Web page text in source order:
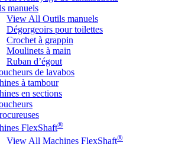
manuels
View All Outils manuels
Dégorgeoirs pour toilettes
Crochet à grappin
Moulinets à main
Ruban d’égout
de lavabos
à tambour
en sections
FlexShaft®
View All Machines FlexShaft®